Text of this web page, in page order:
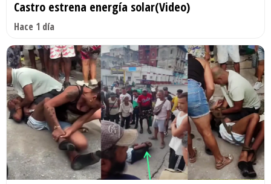
Castro estrena energía solar(Video)
Hace 1 día